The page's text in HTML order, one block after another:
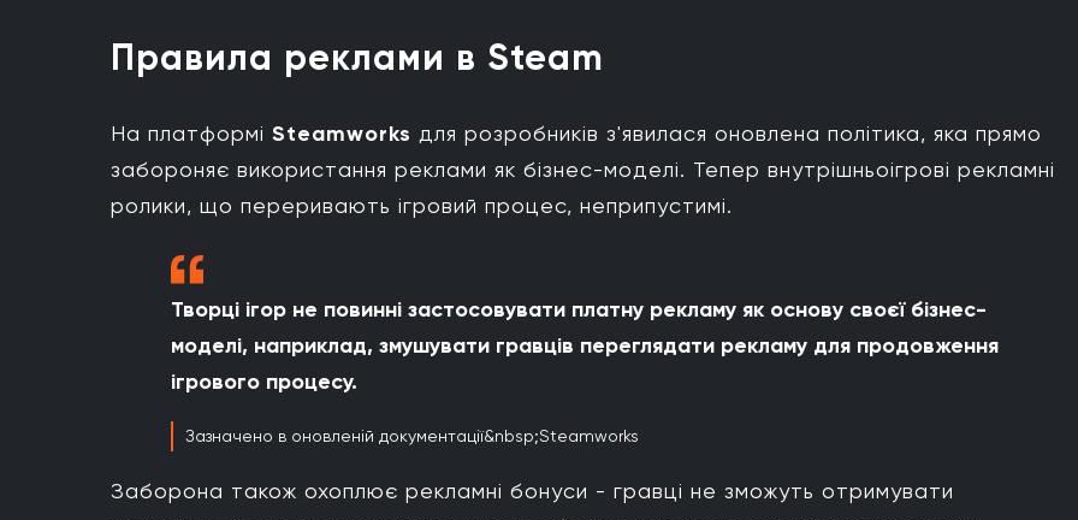
Правила реклами в Steam
На платформі Steamworks для розробників з'явилася оновлена політика, яка прямо
забороняє використання реклами як бізнес-моделі. Тепер внутрішньоігрові рекламні
ролики, що переривають ігровий процес, неприпустимі.
Творці ігор не повинні застосовувати платну рекламу як основу своєї бізнес-
моделі, наприклад, змушувати гравців переглядати рекламу для продовження
ігрового процесу.
Зазначено в оновленій документації&nbsp;Steamworks
Заборона також охоплює рекламні бонуси - гравці не зможуть отримувати